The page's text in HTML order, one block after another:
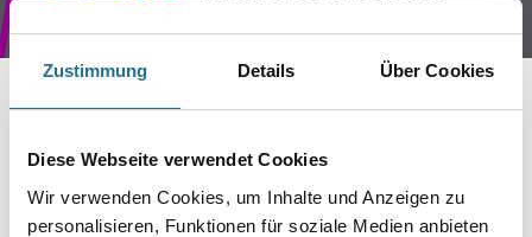
Zustimmung Details Über Cookies
Diese Webseite verwendet Cookies
Wir verwenden Cookies, um Inhalte und Anzeigen zu
personalisieren, Funktionen für soziale Medien anbieten
EIN KLEINER ZWISCHENFALL
IST AUFGETRETEN